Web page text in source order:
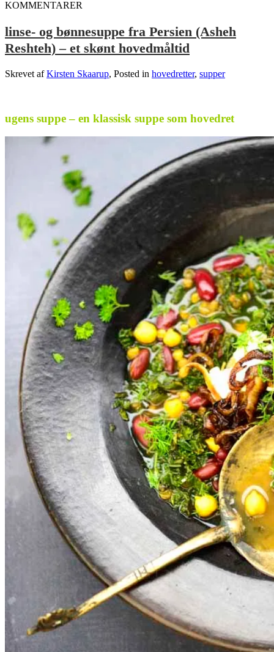
KOMMENTARER
linse- og bønnesuppe fra Persien (Asheh
Reshteh) – et skønt hovedmåltid
Skrevet afKirsten Skaarup, Posted in hovedretter, supper
ugens suppe – en klassisk suppe som hovedret